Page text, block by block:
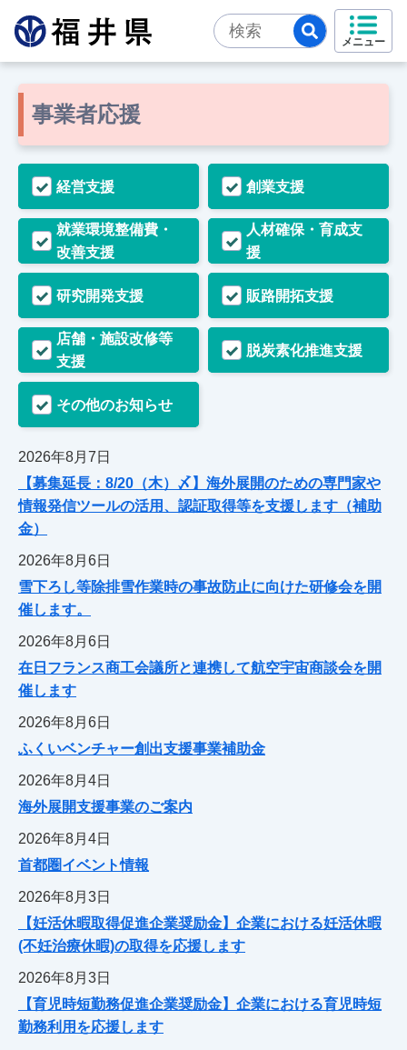
メニュー
事業者応援
経営支援 創業支援
就業環境整備費・
改善支援
人材確保・育成支
援
研究開発支援 販路開拓支援
店舗・施設改修等
支援
脱炭素化推進支援
その他のお知らせ
2026年8月7日
【募集延長：8/20（木）〆】海外展開のための専門家や
情報発信ツールの活用、認証取得等を支援します（補助
金）
2026年8月6日
雪下ろし等除排雪作業時の事故防止に向けた研修会を開
催します。
2026年8月6日
在日フランス商工会議所と連携して航空宇宙商談会を開
催します
2026年8月6日
ふくいベンチャー創出支援事業補助金
2026年8月4日
海外展開支援事業のご案内
2026年8月4日
首都圏イベント情報
2026年8月3日
【妊活休暇取得促進企業奨励金】企業における妊活休暇
(不妊治療休暇)の取得を応援します
2026年8月3日
【育児時短勤務促進企業奨励金】企業における育児時短
勤務利用を応援します